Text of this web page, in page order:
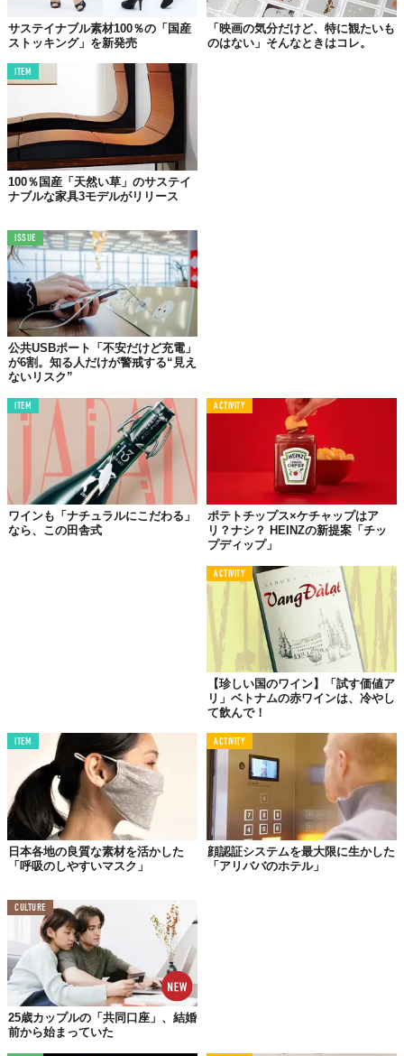
春から夏の終わりにかけてブドウの成長を促すためにおこなわれ
る、芽かきや除葉。これまで土に還されたり捨てられたりするだ
けだったその葉を道内各地のヴィンヤードから収集。これを紅茶
と同じ製法を用いて発酵の力で葉からエッセンスを引き出した。
こうして、まるでワインのようなやわらかい香りとほのかな酸味
が感じられるブドウの葉を味わうリーフティーが完成した。
もちろんノンアルコール、さらにノンカフェイン。妊婦や授乳中
の女性だけでなく子どもでも気兼ねなく楽しめるのもポイント。
©PATTERN PLANNING株式会社
飲み方は、ホットはもちろん、これからの季節ならアイスがおす
すめ。タンニンのような口当たりもほんのりと感じられ、よりワ
インに近い味わいが楽しめるようだ。
サステイナブルという文脈だけでなく、お酒を飲む人にも、飲ま
ない人にも寄り添える。北海道生まれのリーフティーが新たな楽
しみ方を提案してくれるに違いない。購入はオンラインショップ
TABI LABO
この世界は、もっと広いはずだ。
サステイナブル素材100％の「国産
ストッキング」を新発売
「映画の気分だけど、特に観たいも
のはない」そんなときはコレ。
ITEM
100％国産「天然い草」のサステイ
ナブルな家具3モデルがリリース
ISSUE
公共USBポート「不安だけど充電」
が6割。知る人だけが警戒する“見え
ないリスク”
ITEM
ワインも「ナチュラルにこだわる」
なら、この田舎式
ACTIVITY
ポテトチップス×ケチャップはア
リ？ナシ？ HEINZの新提案「チッ
プディップ」
ACTIVITY
【珍しい国のワイン】「試す価値ア
リ」ベトナムの赤ワインは、冷やし
て飲んで！
ITEM
日本各地の良質な素材を活かした
「呼吸のしやすいマスク」
ACTIVITY
顔認証システムを最大限に生かした
「アリババのホテル」
CULTURE
25歳カップルの「共同口座」、結婚
前から始まっていた